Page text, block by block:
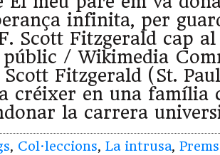
infinita, per
Scott Fitzgerald cap al
/ Wikimedia
Scott Fitzgerald (St.
créixer en una família
la carrera
, Col·leccions, La intrusa,